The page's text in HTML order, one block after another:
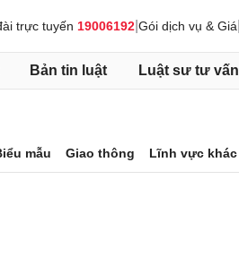
trực tuyến 19006192 Gói dịch vụ & Giá
Bản tin luật Luật sư tư vấn
mẫu Giao thông Lĩnh vực khác